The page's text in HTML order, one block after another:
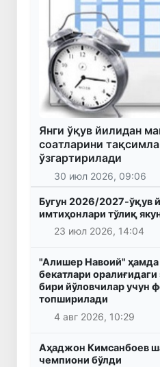
Янги ўқув йилидан
соатларини
ўзгартирилади
30 июл 2026, 09:06
Бугун 2026/2027-ўқув
имтиҳонлари тўлиқ
23 июл 2026, 14:04
"Алишер Навоий"
бекатлари
бири йўловчилар учун
топширилади
4 авг 2026, 10:29
Аҳаджон Кимсанбоев
чемпиони бўлди